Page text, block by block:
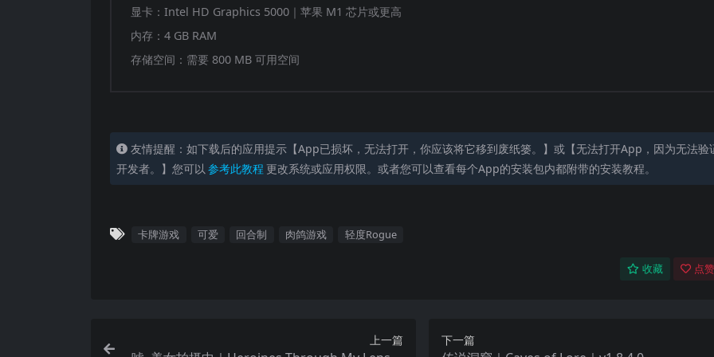
显卡：Intel HD Graphics 5000｜苹果 M1 芯片或更高
内存：4 GB RAM
存储空间：需要 800 MB 可用空间
友情提醒：如下载后的应用提示【App已损坏，无法打开，你应该将它移到废纸篓。】或【无法打开App，因为无法验
开发者。】您可以 参考此教程 更改系统或应用权限。或者您可以查看每个App的安装包内都附带的安装教程。
卡牌游戏 可爱 回合制 肉鸽游戏 轻度Rogue
收藏 点
上一篇 下一篇